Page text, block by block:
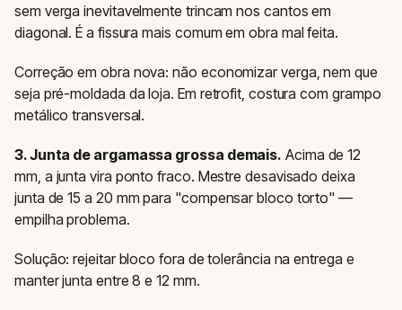
sem verga inevitavelmente trincam nos cantos em
diagonal. É a fissura mais comum em obra mal feita.
Correção em obra nova: não economizar verga, nem que
seja pré-moldada da loja. Em retrofit, costura com grampo
metálico transversal.
3. Junta de argamassa grossa demais. Acima de 12
mm, a junta vira ponto fraco. Mestre desavisado deixa
junta de 15 a 20 mm para "compensar bloco torto" —
empilha problema.
Solução: rejeitar bloco fora de tolerância na entrega e
manter junta entre 8 e 12 mm.